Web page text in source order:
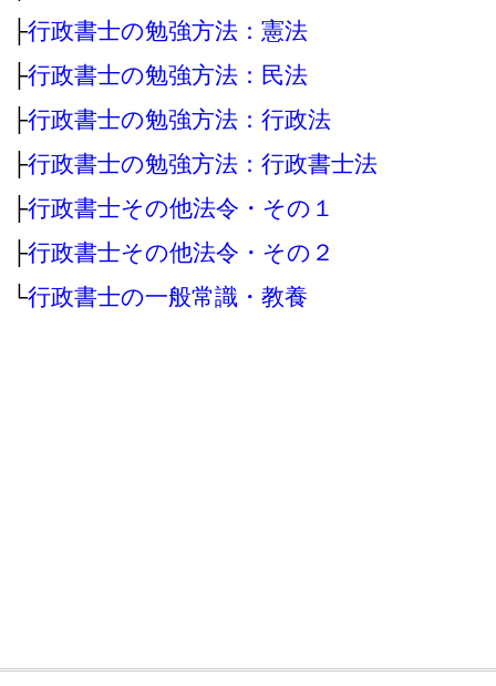
├行政書士の勉強方法：憲法
├行政書士の勉強方法：民法
├行政書士の勉強方法：行政法
├行政書士の勉強方法：行政書士法
├行政書士その他法令・その１
├行政書士その他法令・その２
└行政書士の一般常識・教養